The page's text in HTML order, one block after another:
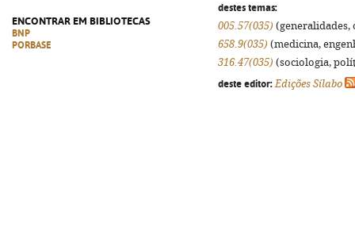
ENCONTRAR EM BIBLIOTECAS
BNP
PORBASE
destes temas:
005.57(035) (generalidades,
658.9(035) (medicina,
316.47(035) (sociologia,
deste editor: Edições Sílabo